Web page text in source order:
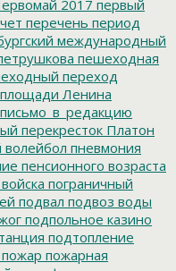
2017 первый
перечень период
международный
пешеходная
переход
Ленина
письмо_в_редакцию
перекресток Платон
пневмония
пенсионного возраста
пограничный
подвал подвоз воды
подпольное казино
подтопление
пожар пожарная